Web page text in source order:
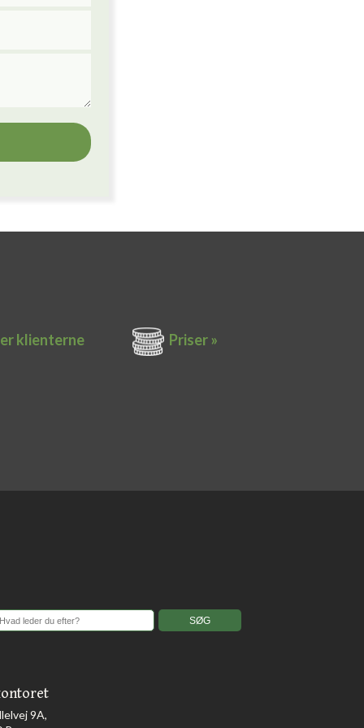
k​lienterne​ Priser »
9A,